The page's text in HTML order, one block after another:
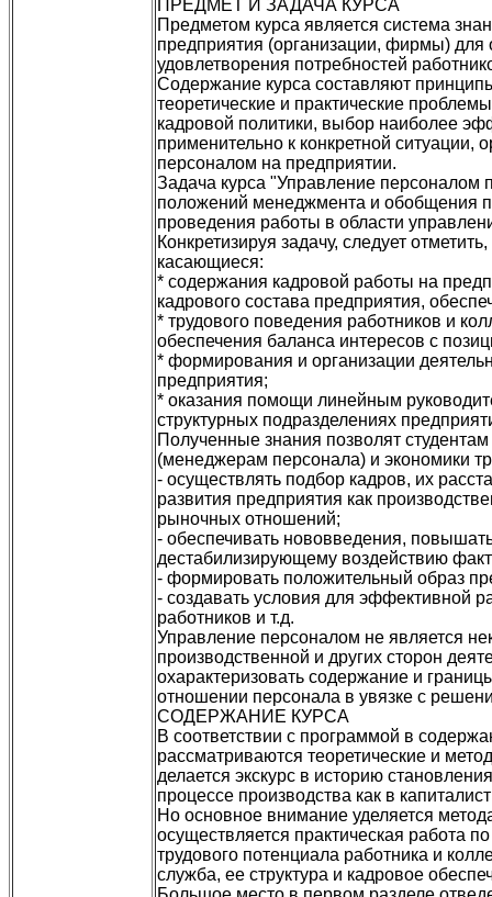
ПРЕДМЕТ И ЗАДАЧА КУРСА
Предметом курса является система
предприятия (организации, фирмы)
удовлетворения потребностей
Содержание курса составляют
теоретические и практические
кадровой политики, выбор наиболее
применительно к конкретной
персоналом на предприятии.
Задача курса "Управление персоналом
положений менеджмента и обобщения
проведения работы в области
Конкретизируя задачу, следует
касающиеся:
* содержания кадровой работы на
кадрового состава предприятия,
* трудового поведения работников и
обеспечения баланса интересов с
* формирования и организации
предприятия;
* оказания помощи линейным
структурных подразделениях
Полученные знания позволят
(менеджерам персонала) и экономики
- осуществлять подбор кадров, их
развития предприятия как
рыночных отношений;
- обеспечивать нововведения,
дестабилизирующему воздействию
- формировать положительный образ
- создавать условия для эффективной
работников и т.д.
Управление персоналом не является
производственной и других сторон
охарактеризовать содержание и
отношении персонала в увязке с
СОДЕРЖАНИЕ КУРСА
В соответствии с программой в
рассматриваются теоретические и
делается экскурс в историю
процессе производства как в
Но основное внимание уделяется
осуществляется практическая работа
трудового потенциала работника и
служба, ее структура и кадровое